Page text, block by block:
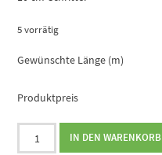
5 vorrätig
Gewünschte Länge (m)
Produktpreis
Viscose
Webware
IN DEN WARENKORB